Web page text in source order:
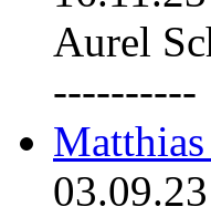
Aurel
----------
03.09.23